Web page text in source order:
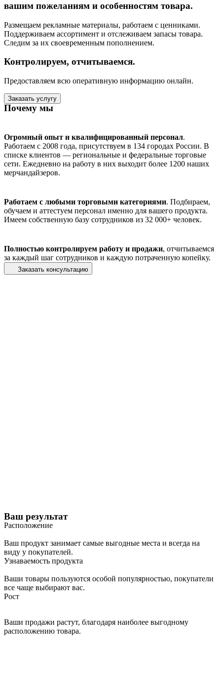
вашим пожеланиям и особенностям товара.
Размещаем рекламные материалы, работаем с ценниками.
Поддерживаем ассортимент и отслеживаем запасы товара.
Следим за их своевременным пополнением.
Контролируем, отчитываемся.
Предоставляем всю оперативную информацию онлайн.
Заказать услугу
Почему мы
Огромный опыт и квалифицированный персонал.
Работаем с 2008 года, присутствуем в 134 городах России. В
списке клиентов — региональные и федеральные торговые
сети. Ежедневно на работу в них выходит более 1200 наших
мерчандайзеров.
Работаем с любыми торговыми категориями. Подбираем,
обучаем и аттестуем персонал именно для вашего продукта.
Имеем собственную базу сотрудников из 32 000+ человек.
Полностью контролируем работу и продажи, отчитываемся
за каждый шаг сотрудников и каждую потраченную копейку.
Заказать консультацию
Ваш результат
Расположение
Ваш продукт занимает самые выгодные места и всегда на
виду у покупателей.
Узнаваемость продукта
Ваши товары пользуются особой популярностью, покупатели
все чаще выбирают вас.
Рост
Ваши продажи растут, благодаря наиболее выгодному
расположению товара.